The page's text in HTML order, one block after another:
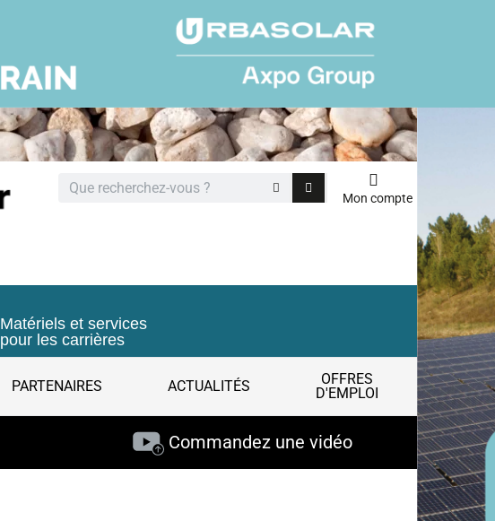
Matériels et services
pour les carrières
PARTENAIRES ACTUALITÉS
OFFRES
D'EMPLOI
Mon compte
Commandez une vidéo